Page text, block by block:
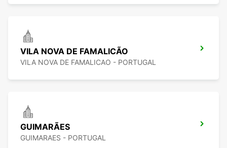
VILA NOVA DE FAMALICÃO
VILA NOVA DE FAMALICAO - PORTUGAL
GUIMARÃES
GUIMARAES - PORTUGAL